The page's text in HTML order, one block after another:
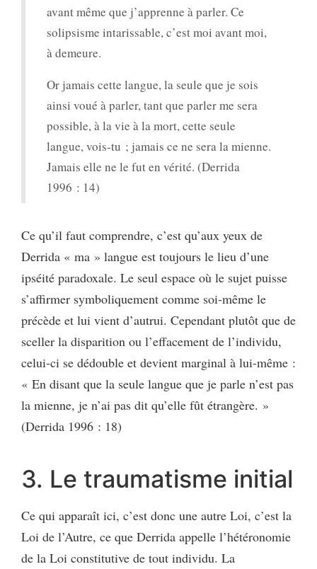
avant même que j’apprenne à parler. Ce
solipsisme intarissable, c’est moi avant moi,
à demeure.
Or jamais cette langue, la seule que je sois
ainsi voué à parler, tant que parler me sera
possible, à la vie à la mort, cette seule
langue, vois-tu ; jamais ce ne sera la mienne.
Jamais elle ne le fut en vérité. (Derrida
1996 : 14)
Ce qu’il faut comprendre, c’est qu’aux yeux de
Derrida « ma » langue est toujours le lieu d’une
ipséité paradoxale. Le seul espace où le sujet puisse
s’affirmer symboliquement comme soi-même le
précède et lui vient d’autrui. Cependant plutôt que de
sceller la disparition ou l’effacement de l’individu,
celui-ci se dédouble et devient marginal à lui-même :
« En disant que la seule langue que je parle n’est pas
la mienne, je n’ai pas dit qu’elle fût étrangère. »
(Derrida 1996 : 18)
3. Le traumatisme initial
Ce qui apparaît ici, c’est donc une autre Loi, c’est la
Loi de l’Autre, ce que Derrida appelle l’hétéronomie
de la Loi constitutive de tout individu. La